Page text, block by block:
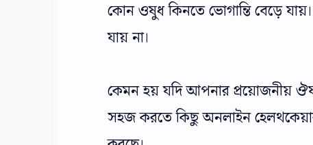
কোন ওষুধ কিনতে ভোগান্তি বেড়ে
যায় না।
কেমন হয় যদি আপনার প্রয়োজনীয়
সহজ করতে কিছু অনলাইন হেলথকেয়ার